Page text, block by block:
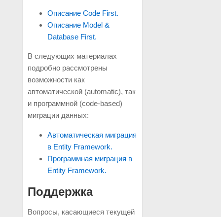
Описание Code First.
Описание Model &
Database First.
В следующих материалах
подробно рассмотрены
возможности как
автоматической (automatic), так
и программной (code-based)
миграции данных:
Автоматическая миграция
в Entity Framework.
Программная миграция в
Entity Framework.
Поддержка
Вопросы, касающиеся текущей